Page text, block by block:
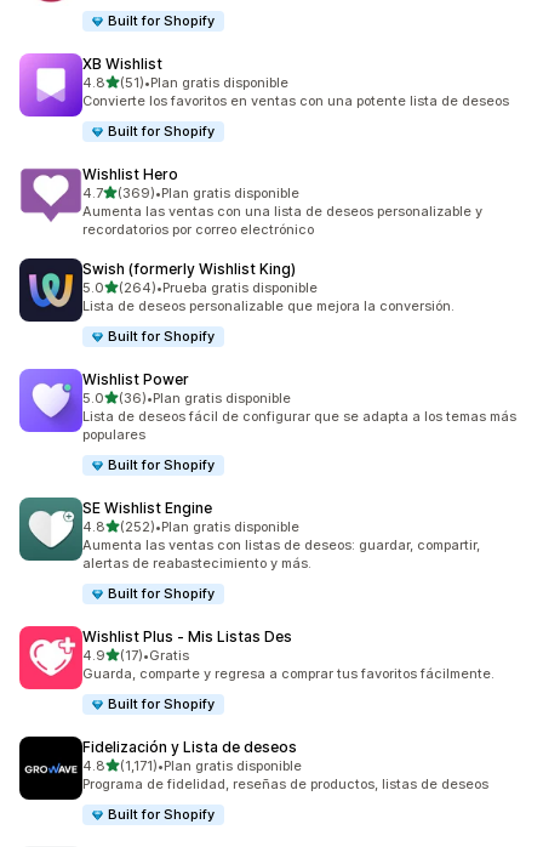
Built for Shopify
XB Wishlist
4.8de 5 estrellas
(51)
51 reseñas en total
•Plan gratis disponible
Convierte los favoritos en ventas con una potente lista de deseos
Built for Shopify
Wishlist Hero
4.7de 5 estrellas
(369)
369 reseñas en total
•Plan gratis disponible
Aumenta las ventas con una lista de deseos personalizable y
recordatorios por correo electrónico
Swish (formerly Wishlist King)
5.0de 5 estrellas
(264)
264 reseñas en total
•Prueba gratis disponible
Lista de deseos personalizable que mejora la conversión.
Built for Shopify
Wishlist Power
5.0de 5 estrellas
(36)
36 reseñas en total
•Plan gratis disponible
Lista de deseos fácil de configurar que se adapta a los temas más
populares
Built for Shopify
SE Wishlist Engine
4.8de 5 estrellas
(252)
252 reseñas en total
•Plan gratis disponible
Aumenta las ventas con listas de deseos: guardar, compartir,
alertas de reabastecimiento y más.
Built for Shopify
Wishlist Plus ‑ Mis Listas Des
4.9de 5 estrellas
(17)
17 reseñas en total
•Gratis
Guarda, comparte y regresa a comprar tus favoritos fácilmente.
Built for Shopify
Fidelización y Lista de deseos
4.8de 5 estrellas
(1,171)
1171 reseñas en total
•Plan gratis disponible
Programa de fidelidad, reseñas de productos, listas de deseos
Built for Shopify